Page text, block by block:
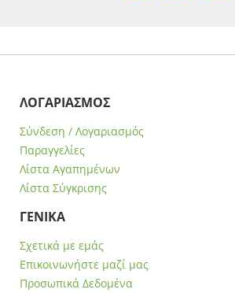
ΛΟΓΑΡΙΑΣΜΟΣ
Σύνδεση / Λογαριασμός
Παραγγελίες
Λίστα Αγαπημένων
Λίστα Σύγκρισης
ΓΕΝΙΚΑ
Σχετικά με εμάς
Επικοινωνήστε μαζί μας
Προσωπικά Δεδομένα